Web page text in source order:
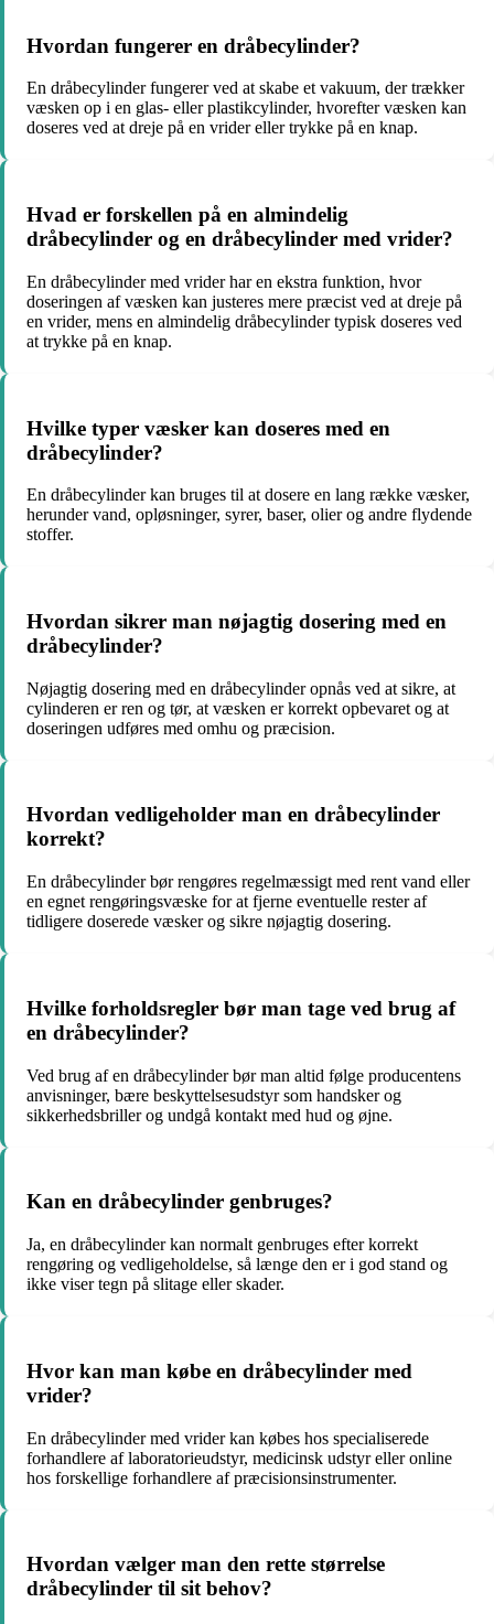
Hvordan fungerer en dråbecylinder?
En dråbecylinder fungerer ved at skabe et vakuum, der trækker
væsken op i en glas- eller plastikcylinder, hvorefter væsken kan
doseres ved at dreje på en vrider eller trykke på en knap.
Hvad er forskellen på en almindelig
dråbecylinder og en dråbecylinder med vrider?
En dråbecylinder med vrider har en ekstra funktion, hvor
doseringen af væsken kan justeres mere præcist ved at dreje på
en vrider, mens en almindelig dråbecylinder typisk doseres ved
at trykke på en knap.
Hvilke typer væsker kan doseres med en
dråbecylinder?
En dråbecylinder kan bruges til at dosere en lang række væsker,
herunder vand, opløsninger, syrer, baser, olier og andre flydende
stoffer.
Hvordan sikrer man nøjagtig dosering med en
dråbecylinder?
Nøjagtig dosering med en dråbecylinder opnås ved at sikre, at
cylinderen er ren og tør, at væsken er korrekt opbevaret og at
doseringen udføres med omhu og præcision.
Hvordan vedligeholder man en dråbecylinder
korrekt?
En dråbecylinder bør rengøres regelmæssigt med rent vand eller
en egnet rengøringsvæske for at fjerne eventuelle rester af
tidligere doserede væsker og sikre nøjagtig dosering.
Hvilke forholdsregler bør man tage ved brug af
en dråbecylinder?
Ved brug af en dråbecylinder bør man altid følge producentens
anvisninger, bære beskyttelsesudstyr som handsker og
sikkerhedsbriller og undgå kontakt med hud og øjne.
Kan en dråbecylinder genbruges?
Ja, en dråbecylinder kan normalt genbruges efter korrekt
rengøring og vedligeholdelse, så længe den er i god stand og
ikke viser tegn på slitage eller skader.
Hvor kan man købe en dråbecylinder med
vrider?
En dråbecylinder med vrider kan købes hos specialiserede
forhandlere af laboratorieudstyr, medicinsk udstyr eller online
hos forskellige forhandlere af præcisionsinstrumenter.
Hvordan vælger man den rette størrelse
dråbecylinder til sit behov?